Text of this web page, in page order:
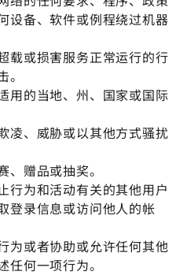
设备、软件或例程绕过机器
载或损害服务正常运行的行
用的当地、州、国家或国际
、威胁或以其他方式骚扰
、赠品或抽奖。
行为和活动有关的其他用户
登录信息或访问他人的帐
为或者协助或允许任何其他
任何一项行为。